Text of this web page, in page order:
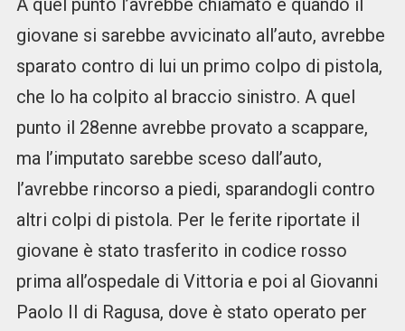
A quel punto l’avrebbe chiamato e quando il
giovane si sarebbe avvicinato all’auto, avrebbe
sparato contro di lui un primo colpo di pistola,
che lo ha colpito al braccio sinistro. A quel
punto il 28enne avrebbe provato a scappare,
ma l’imputato sarebbe sceso dall’auto,
l’avrebbe rincorso a piedi, sparandogli contro
altri colpi di pistola. Per le ferite riportate il
giovane è stato trasferito in codice rosso
prima all’ospedale di Vittoria e poi al Giovanni
Paolo II di Ragusa, dove è stato operato per